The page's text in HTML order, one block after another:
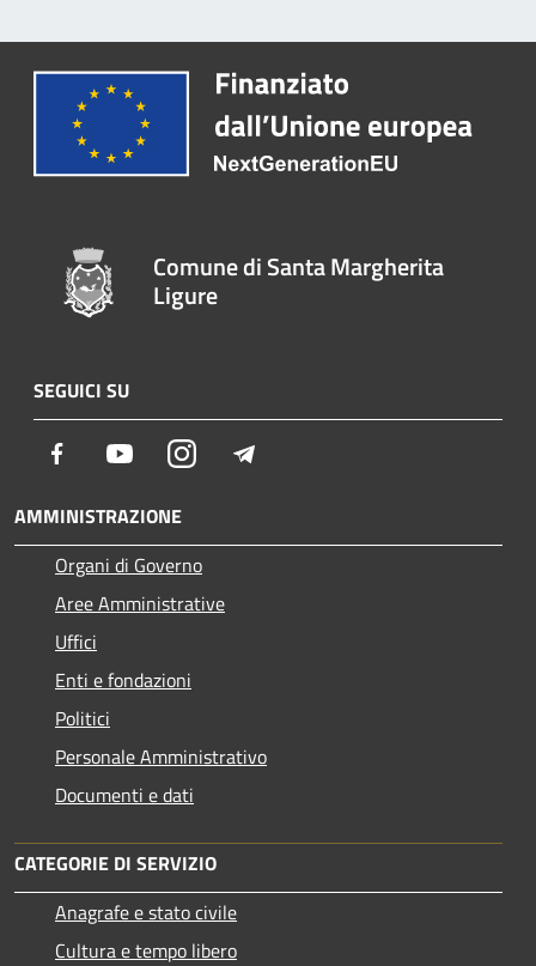
Comune di Santa Margherita
Ligure
SEGUICI SU
Facebook YoutubeInstagram
AMMINISTRAZIONE
Organi di Governo
Aree Amministrative
Uffici
Enti e fondazioni
Politici
Personale Amministrativo
Documenti e dati
CATEGORIE DI SERVIZIO
Anagrafe e stato civile
Cultura e tempo libero